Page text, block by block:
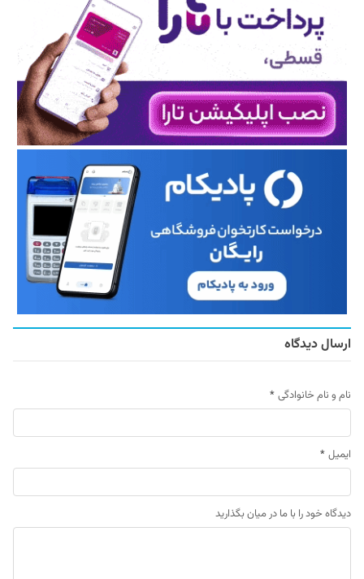
ارسال دیدگاه
نام و نام خانوادگی *
ایمیل *
دیدگاه خود را با ما در میان بگذارید